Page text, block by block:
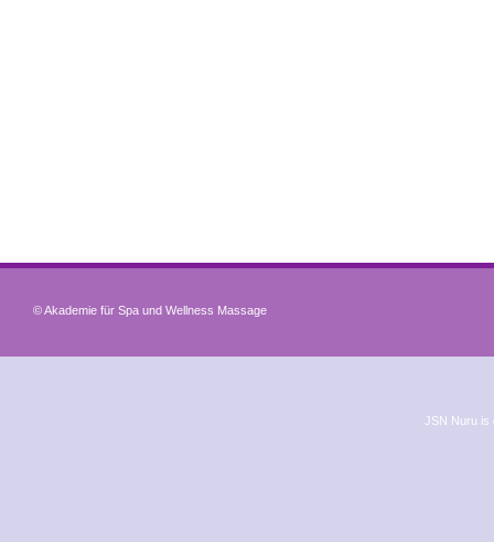
© Akademie für Spa und Wellness Massage
JSN Nuru